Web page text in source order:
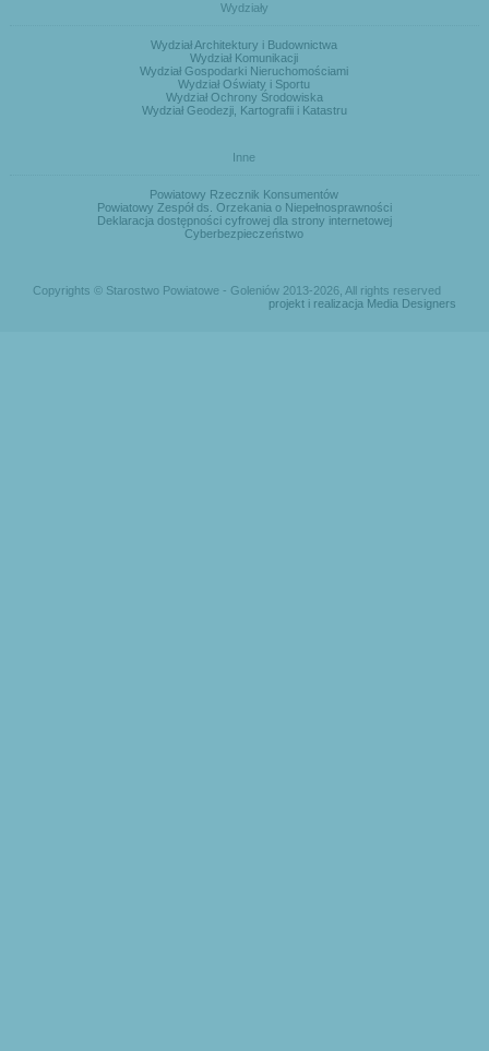
Wydziały
Wydział Architektury i Budownictwa
Wydział Komunikacji
Wydział Gospodarki Nieruchomościami
Wydział Oświaty i Sportu
Wydział Ochrony Środowiska
Wydział Geodezji, Kartografii i Katastru
Inne
Powiatowy Rzecznik Konsumentów
Powiatowy Zespół ds. Orzekania o Niepełnosprawności
Deklaracja dostępności cyfrowej dla strony internetowej
Cyberbezpieczeństwo
Copyrights © Starostwo Powiatowe - Goleniów 2013-2026, All rights reserved
projekt i realizacja Media Designers